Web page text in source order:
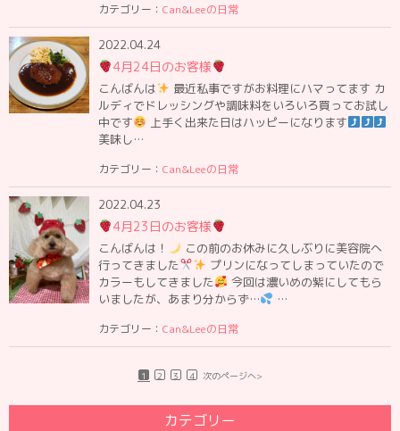
カテゴリー： Can&Leeの日常
2022.04.24
4月24日のお客様
こんばんは
最近私事ですがお料理にハマってます カ
ルディでドレッシングや調味料をいろいろ買ってお試し
中です
上手く出来た日はハッピーになります
美味し…
カテゴリー： Can&Leeの日常
2022.04.23
4月23日のお客様
こんばんは！
この前のお休みに久しぶりに美容院へ
行ってきました
プリンになってしまっていたので
カラーもしてきました
今回は濃いめの紫にしてもら
いましたが、あまり分からず…
…
カテゴリー： Can&Leeの日常
1 2 3 4 次のページへ>
カテゴリー